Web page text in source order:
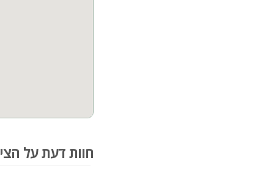
חוות דעת על